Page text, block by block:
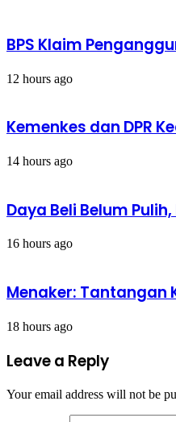
Tahu
BPS Klaim
12 hours ago
Kemenkes dan DPR
14 hours ago
Daya Beli Belum
16 hours ago
Menaker: Tantangan
18 hours ago
Leave a Reply
Your email address will not be